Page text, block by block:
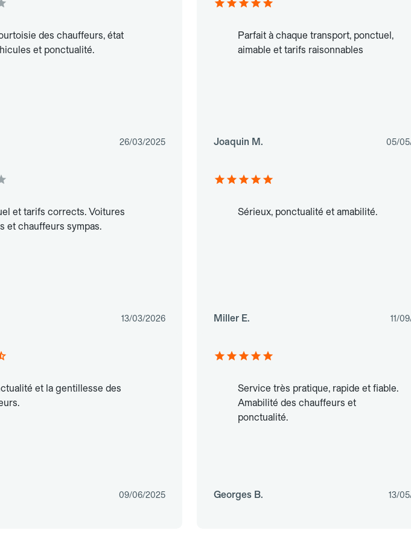
des chauffeurs, état
et ponctualité.
26/03/2025
Parfait à chaque transport, ponctuel,
aimable et tarifs raisonnables
Joaquin M. 05/
et tarifs corrects. Voitures
et chauffeurs sympas.
13/03/2026
Sérieux, ponctualité et amabilité.
Miller E. 11/
et la gentillesse des
09/06/2025
Service très pratique, rapide et fiable.
Amabilité des chauffeurs et
ponctualité.
Georges B. 13/